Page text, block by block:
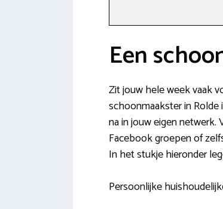
Een
Zit jouw hele week vaak
schoonmaakster in
na in jouw eigen netwerk.
Facebook groepen of
In het stukje hieronder
Persoonlijke